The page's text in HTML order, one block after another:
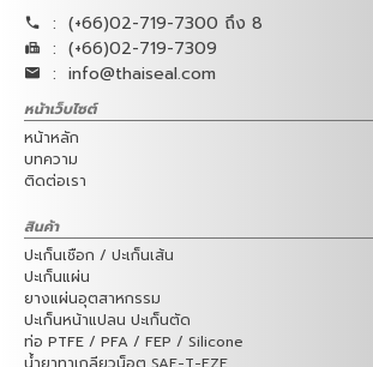
: (+66)02-719-7300 ถึง 8
: (+66)02-719-7309
: info@thaiseal.com
หน้าเว็บไซต์
หน้าหลัก
บทความ
ติดต่อเรา
สินค้า
ปะเก็นเชือก / ปะเก็นเส้น
ปะเก็นแผ่น
ยางแผ่นอุตสาหกรรม
ปะเก็นหน้าแปลน ปะเก็นตัด
ท่อ PTFE / PFA / FEP / Silicone